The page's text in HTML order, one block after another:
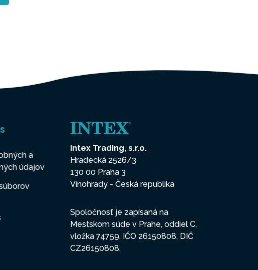
a
údajov
Intex Trading, s.r.o.
Hradecká 2526/3
130 00 Praha 3
Vinohrady - Česká republika
Spoločnosť je zapísaná na
Mestskom súde v Prahe, oddiel C,
vložka 74759, IČO 26150808, DIČ
CZ26150808.